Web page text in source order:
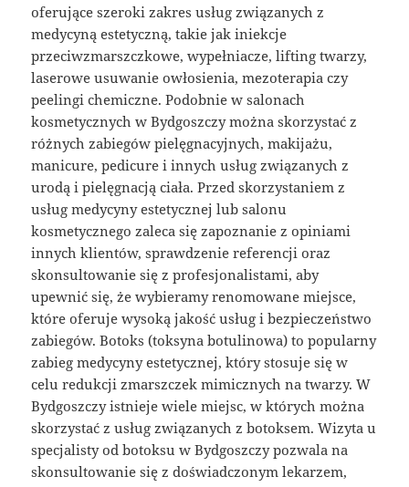
oferujące szeroki zakres usług związanych z
medycyną estetyczną, takie jak iniekcje
przeciwzmarszczkowe, wypełniacze, lifting twarzy,
laserowe usuwanie owłosienia, mezoterapia czy
peelingi chemiczne. Podobnie w salonach
kosmetycznych w Bydgoszczy można skorzystać z
różnych zabiegów pielęgnacyjnych, makijażu,
manicure, pedicure i innych usług związanych z
urodą i pielęgnacją ciała. Przed skorzystaniem z
usług medycyny estetycznej lub salonu
kosmetycznego zaleca się zapoznanie z opiniami
innych klientów, sprawdzenie referencji oraz
skonsultowanie się z profesjonalistami, aby
upewnić się, że wybieramy renomowane miejsce,
które oferuje wysoką jakość usług i bezpieczeństwo
zabiegów. Botoks (toksyna botulinowa) to popularny
zabieg medycyny estetycznej, który stosuje się w
celu redukcji zmarszczek mimicznych na twarzy. W
Bydgoszczy istnieje wiele miejsc, w których można
skorzystać z usług związanych z botoksem. Wizyta u
specjalisty od botoksu w Bydgoszczy pozwala na
skonsultowanie się z doświadczonym lekarzem,